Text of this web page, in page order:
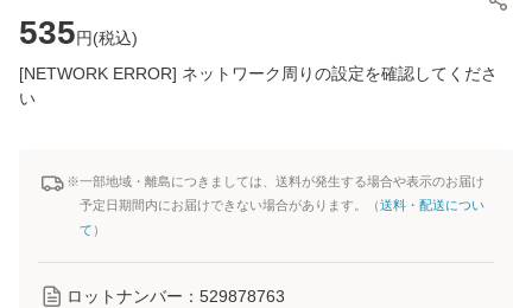
535円(税込)
[NETWORK ERROR] ネットワーク周りの設定を確認してくださ
い
※一部地域・離島につきましては、送料が発生する場合や表示のお届け
予定日期間内にお届けできない場合があります。（送料・配送につい
て ）
ロットナンバー： 529878763